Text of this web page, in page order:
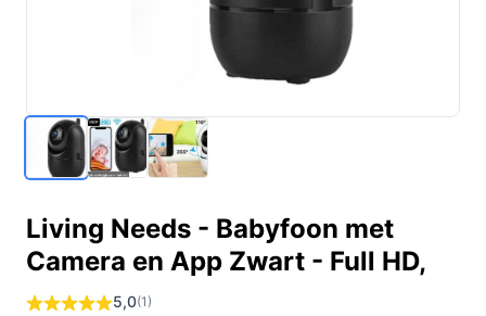
Living Needs - Babyfoon met
Camera en App Zwart - Full HD,
5,0(1)